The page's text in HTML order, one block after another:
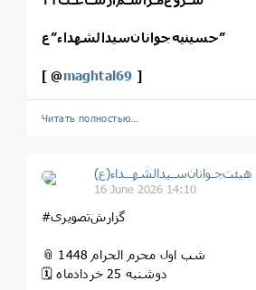
حسینیه‌جوانان‌سیدالشهداء”ع”
[@maghtal69 ]
Читать полностью…
هیئت‌جـوانان‌سـیدالشهــداء(ع)
16 June 2026 14:10
#گزارش‌تصویری
📎 شب اول محرم الحرام 1448
🗓 دوشنبه 25 خردادماه